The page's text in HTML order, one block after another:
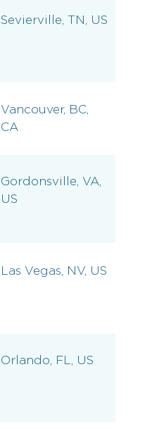
Sevierville, TN, US
Vancouver, BC,
CA
Gordonsville, VA,
US
Las Vegas, NV, US
Orlando, FL, US